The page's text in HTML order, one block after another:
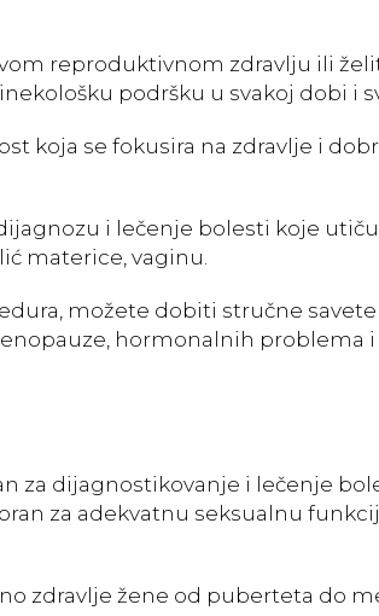
reproduktivnom zdravlju ili
podršku u svakoj dobi i
koja se fokusira na zdravlje i
i lečenje bolesti koje
materice, vaginu.
možete dobiti stručne
hormonalnih problema i
za dijagnostikovanje i lečenje
za adekvatnu seksualnu
zdravlje žene od puberteta do